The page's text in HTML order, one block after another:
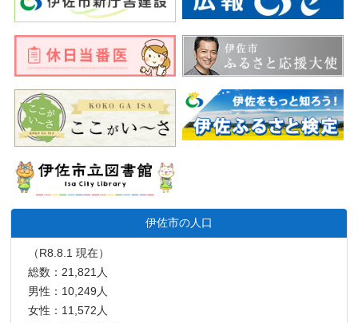
伊佐市の人口
（R8.8.1 現在）
総数：21,821人
男性：10,249人
女性：11,572人